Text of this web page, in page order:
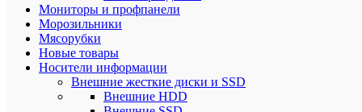
Мониторы и профпанели
Морозильники
Мясорубки
Новые товары
Носители информации
Внешние жесткие диски и SSD
Внешние HDD